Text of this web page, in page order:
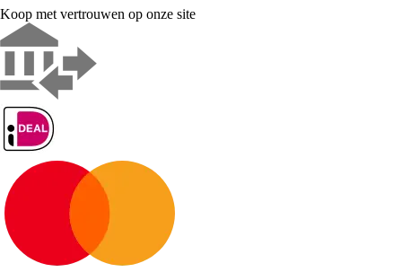
Koop met vertrouwen op onze site